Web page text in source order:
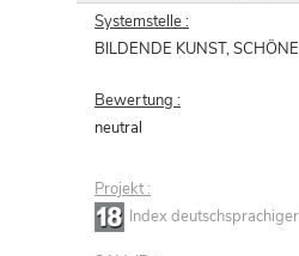
Systemstelle :
BILDENDE KUNST,
Bewertung :
neutral
Projekt :
Index